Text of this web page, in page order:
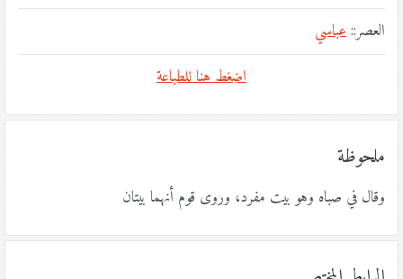
العصر::عباسي
اضغط هنا للطباعة
ملحوظة
وقال في صباه وهو بيت مفرد، وروى قوم أنهما بيتان